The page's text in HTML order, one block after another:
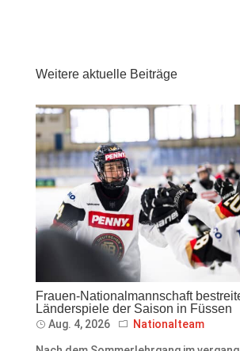
Weitere aktuelle Beiträge
Frauen-Nationalmannschaft
Länderspiele der Saison in Füssen
Aug. 4, 2026 Nationalteam